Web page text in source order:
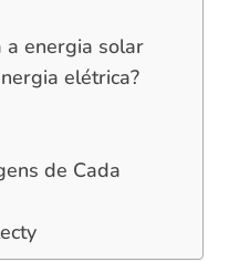
a energia solar
elétrica?
de Cada